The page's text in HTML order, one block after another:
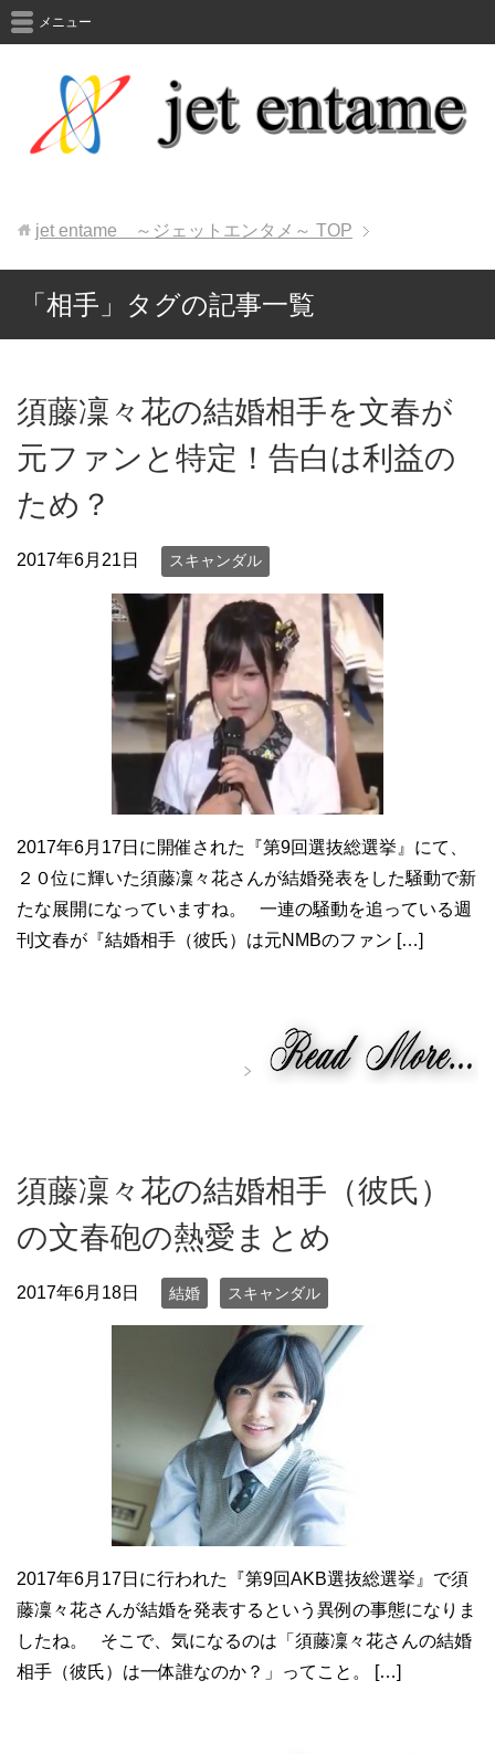
メニュー
jet entame ～ジェットエンタメ～ TOP
「相手」タグの記事一覧
須藤凜々花の結婚相手を文春が
元ファンと特定！告白は利益の
ため？
2017年6月21日 スキャンダル
2017年6月17日に開催された『第9回選抜総選挙』にて、
２０位に輝いた須藤凜々花さんが結婚発表をした騒動で新
たな展開になっていますね。 一連の騒動を追っている週
刊文春が『結婚相手（彼氏）は元NMBのファン […]
須藤凜々花の結婚相手（彼氏）
の文春砲の熱愛まとめ
2017年6月18日 結婚 スキャンダル
2017年6月17日に行われた『第9回AKB選抜総選挙』で須
藤凜々花さんが結婚を発表するという異例の事態になりま
したね。 そこで、気になるのは「須藤凜々花さんの結婚
相手（彼氏）は一体誰なのか？」ってこと。 […]